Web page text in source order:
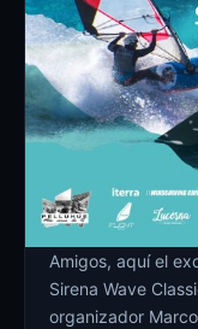
Amigos, aquí el
Sirena Wave
organizador